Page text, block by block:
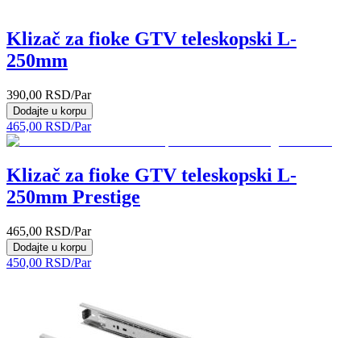
Klizač za fioke GTV teleskopski L-
250mm
390,00 RSD/Par
Dodajte u korpu
465,00 RSD/Par
Klizač za fioke GTV teleskopski L-
250mm Prestige
465,00 RSD/Par
Dodajte u korpu
450,00 RSD/Par